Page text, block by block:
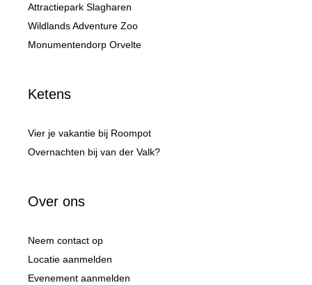
Attractiepark Slagharen
Wildlands Adventure Zoo
Monumentendorp Orvelte
Ketens
Vier je vakantie bij Roompot
Overnachten bij van der Valk?
Over ons
Neem contact op
Locatie aanmelden
Evenement aanmelden